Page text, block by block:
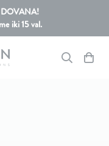
DOVANA!
iki 15 val.